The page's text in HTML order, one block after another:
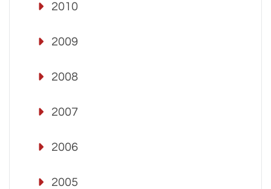
2010
2009
2008
2007
2006
2005